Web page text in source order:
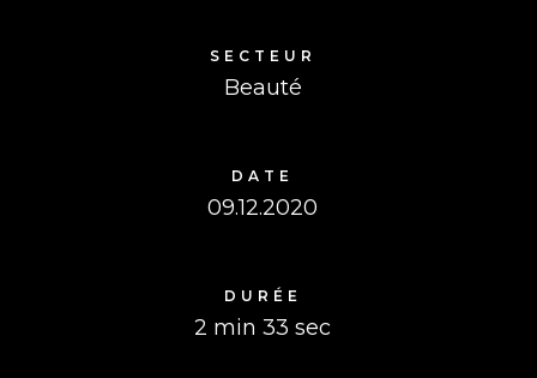
SECTEUR
Beauté
DATE
09.12.2020
DURÉE
2 min 33 sec